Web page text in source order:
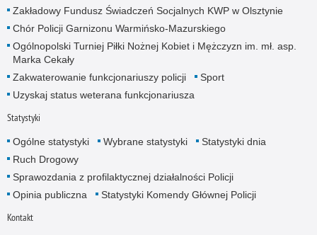
Zakładowy Fundusz Świadczeń Socjalnych KWP w Olsztynie
Chór Policji Garnizonu Warmińsko-Mazurskiego
Ogólnopolski Turniej Piłki Nożnej Kobiet i Mężczyzn im. mł. asp.
Marka Cekały
Zakwaterowanie funkcjonariuszy policji
Sport
Uzyskaj status weterana funkcjonariusza
Statystyki
Ogólne statystyki Wybrane statystyki
Statystyki dnia
Ruch Drogowy
Sprawozdania z profilaktycznej działalności Policji
Opinia publiczna
Statystyki Komendy Głównej Policji
Kontakt